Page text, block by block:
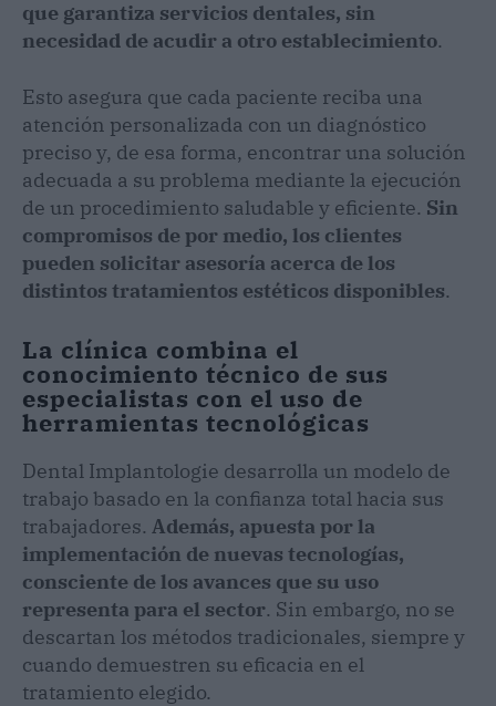
que garantiza servicios dentales, sin
necesidad de acudir a otro establecimiento.
Esto asegura que cada paciente reciba una
atención personalizada con un diagnóstico
preciso y, de esa forma, encontrar una solución
adecuada a su problema mediante la ejecución
de un procedimiento saludable y eficiente. Sin
compromisos de por medio, los clientes
pueden solicitar asesoría acerca de los
distintos tratamientos estéticos disponibles.
La clínica combina el
conocimiento técnico de sus
especialistas con el uso de
herramientas tecnológicas
Dental Implantologie desarrolla un modelo de
trabajo basado en la confianza total hacia sus
trabajadores. Además, apuesta por la
implementación de nuevas tecnologías,
consciente de los avances que su uso
representa para el sector. Sin embargo, no se
descartan los métodos tradicionales, siempre y
cuando demuestren su eficacia en el
tratamiento elegido.